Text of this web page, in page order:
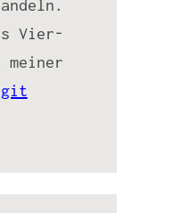
Vier-
meiner